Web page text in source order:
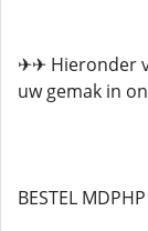
✈✈ Hieronder
uw gemak in
BESTEL MDPHP